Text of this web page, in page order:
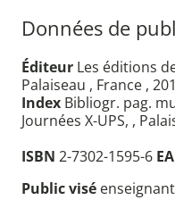
Données de
Éditeur Les éditions
Palaiseau , France ,
Index Bibliogr. pag.
Journées X-UPS, ,
ISBN 2-7302-1595-6
Public visé enseignant